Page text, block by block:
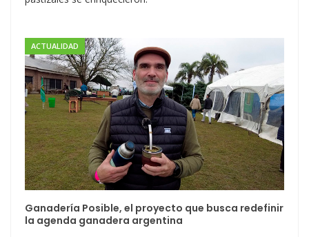
ACTUALIDAD
Ganadería Posible, el proyecto que busca redefinir
la agenda ganadera argentina